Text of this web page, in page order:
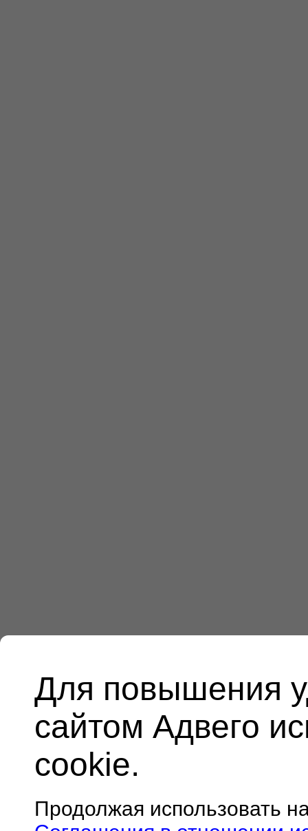
Для повышения
сайтом Адвего
cookie.
Продолжая использовать